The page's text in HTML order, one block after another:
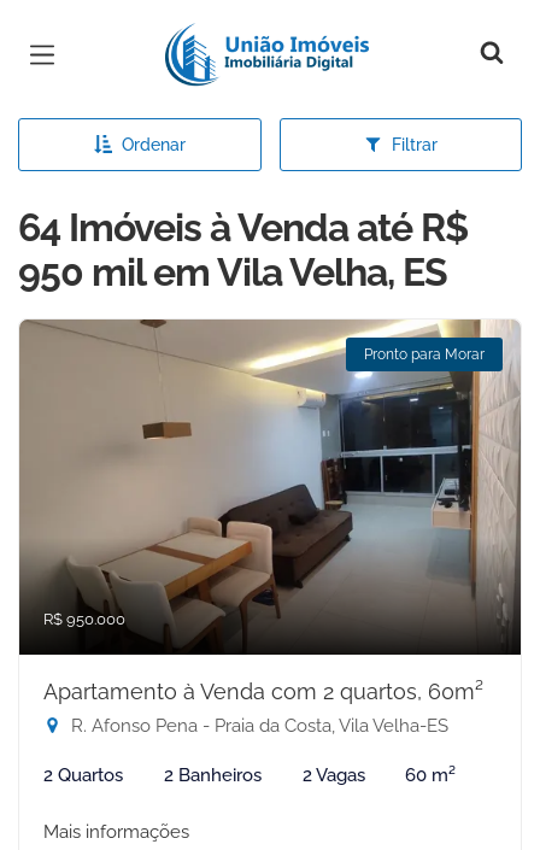
Página inicial
Ordenar Filtrar
64 Imóveis à Venda até R$
950 mil em Vila Velha, ES
Pronto para Morar
R$ 950.000
Apartamento à Venda com 2 quartos, 60m²
R. Afonso Pena - Praia da Costa, Vila Velha-ES
2 Quartos 2 Banheiros 2 Vagas 60 m²
Mais informações